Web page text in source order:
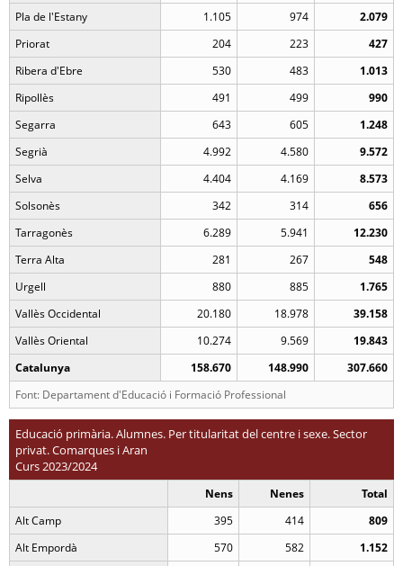
Pla de l'Estany 1.105 974
2.079
Priorat
204 223
427
Ribera d'Ebre
530 483
1.013
Ripollès
491 499
990
Segarra
643 605
1.248
Segrià
4.992 4.580
9.572
Selva
4.404 4.169
8.573
Solsonès
342 314
656
Tarragonès
6.289 5.941
12.230
Terra Alta
281 267
548
Urgell
880 885
1.765
Vallès Occidental
20.180 18.978
39.158
Vallès Oriental
10.274 9.569
19.843
Catalunya
158.670 148.990
307.660
Font: Departament d'Educació i Formació Professional
Educació primària. Alumnes. Per titularitat del centre i sexe. Sector
privat. Comarques i Aran
Curs 2023/2024
Nens Nenes
Total
Alt Camp
395 414
809
Alt Empordà
570 582
1.152